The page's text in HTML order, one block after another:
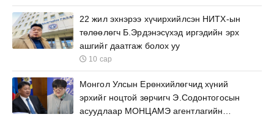
22 жил эхнэрээ хүчирхийлсэн НИТХ-ын
төлөөлөгч Б.Эрдэнэсүхэд иргэдийн эрх
ашгийг даатгаж болох уу
10 сар
Монгол Улсын Ерөнхийлөгчид хүний
эрхийг ноцтой зөрчигч Э.Содонтогосын
асуудлаар МОНЦАМЭ агентлагийн